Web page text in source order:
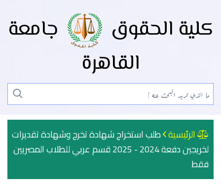
كلية الحقوق
جامعة
القاهرة
الرئيسية طلب استخراج شهادة تخرج وشهادة تقديرات
لخريجين دفعة 2024 - 2025 قسم عربي للطلاب المصريين
فقط